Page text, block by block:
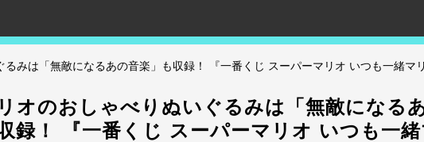
るみは「無敵になるあの音楽」も収録！ 『一番くじ スーパーマリオ いつも一緒マ
オのおしゃべりぬいぐるみは「無敵になる
録！ 『一番くじ スーパーマリオ いつも一